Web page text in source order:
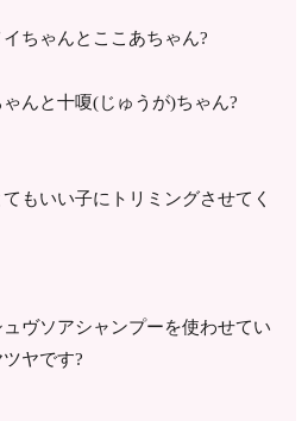
ちゃんとここあちゃん?
んと十嗄(じゅうが)ちゃん?
もいい子にトリミングさせてく
ヴソアシャンプーを使わせてい
ヤです?